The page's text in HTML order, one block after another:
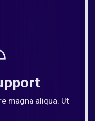
magna aliqua. Ut